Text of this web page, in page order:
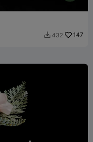
 432 147